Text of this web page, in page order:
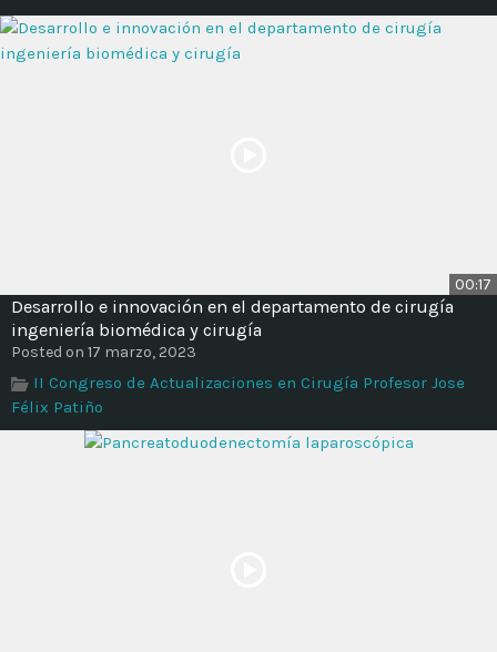
00:17
Desarrollo e innovación en el departamento de cirugía
ingeniería biomédica y cirugía
Posted on 17 marzo, 2023
II Congreso de Actualizaciones en Cirugía Profesor Jose
Félix Patiño